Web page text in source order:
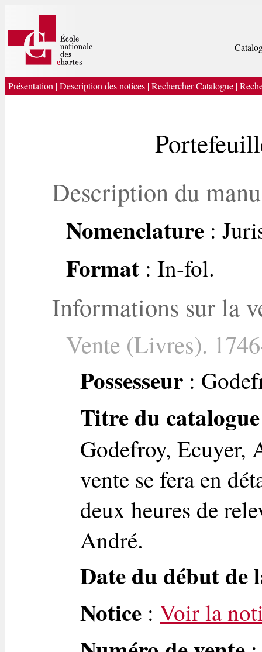
Présentation |Description des notices |Rechercher Catalogue |
Description du
Nomenclature:
Format: In-fol.
Informations sur la
Vente (Livres).
Possesseur :
Titre du catalogue
Godefroy, Ecuyer,
vente se fera en
deux heures de
André.
Date du début de
Notice :Voir la